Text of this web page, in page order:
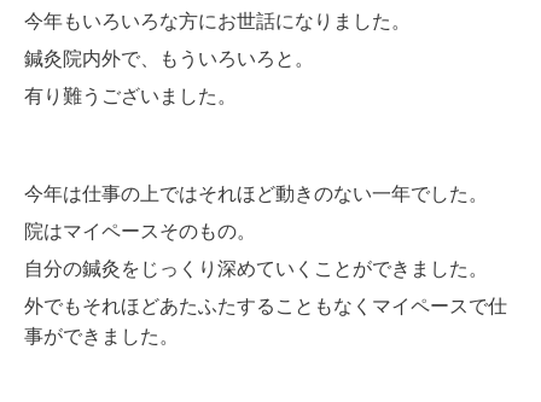
今年もいろいろな方にお世話になりました。
鍼灸院内外で、もういろいろと。
有り難うございました。
今年は仕事の上ではそれほど動きのない一年でした。
院はマイペースそのもの。
自分の鍼灸をじっくり深めていくことができました。
外でもそれほどあたふたすることもなくマイペースで仕
事ができました。